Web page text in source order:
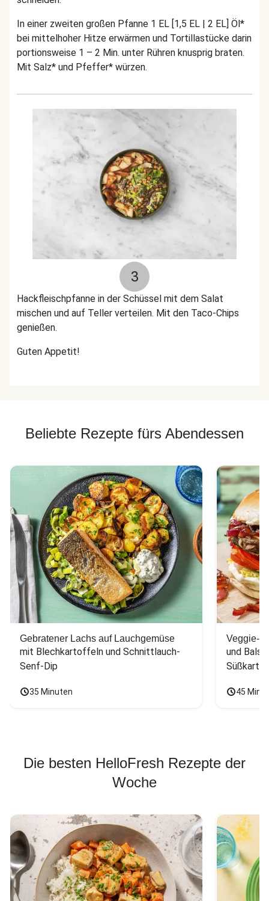
In einer zweiten großen Pfanne 1 EL [1,5 EL | 2 EL] Öl*
bei mittelhoher Hitze erwärmen und Tortillastücke darin
portionsweise 1 – 2 Min. unter Rühren knusprig braten.
Mit Salz* und Pfeffer* würzen.
3
Hackfleischpfanne in der Schüssel mit dem Salat
mischen und auf Teller verteilen. Mit den Taco-Chips
genießen.
Guten Appetit!
Beliebte Rezepte fürs Abendessen
Gebratener Lachs auf Lauchgemüse
mit Blechkartoffeln und Schnittlauch-
Senf-Dip
35 Minuten
Veggie-
und
45
Die besten HelloFresh Rezepte der
Woche